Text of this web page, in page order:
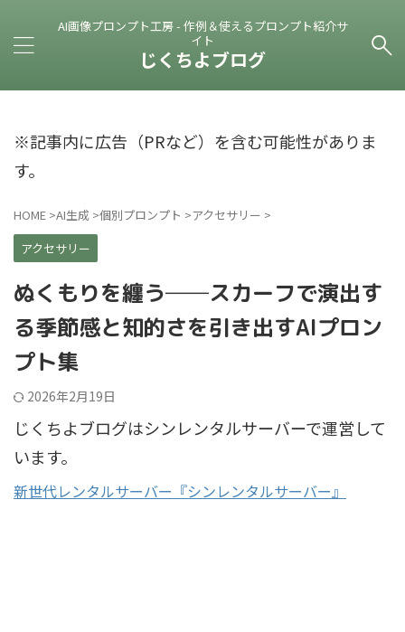
AI画像プロンプト工房 - 作例＆使えるプロンプト紹介サ
イト
じくちよブログ
※記事内に広告（PRなど）を含む可能性がありま
す。
HOME >AI生成 >個別プロンプト >アクセサリー >
アクセサリー
ぬくもりを纏う──スカーフで演出す
る季節感と知的さを引き出すAIプロン
プト集
2026年2月19日
じくちよブログはシンレンタルサーバーで運営して
います。
新世代レンタルサーバー『シンレンタルサーバー』